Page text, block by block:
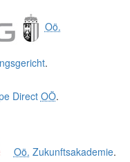
Oö.
.
Direct OÖ.
Oö. Zukunftsakademie.